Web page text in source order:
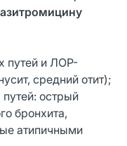
путей и ЛОР-
средний отит);
острый
бронхита,
атипичными